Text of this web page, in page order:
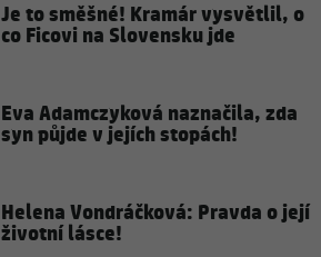
Je to směšné! Kramár vysvětlil, o
co Ficovi na Slovensku jde
Eva Adamczyková naznačila, zda
syn půjde v jejích stopách!
Helena Vondráčková: Pravda o její
životní lásce!